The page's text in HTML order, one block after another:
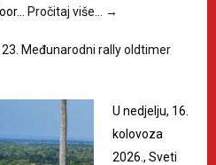
Pročitaj više… →
23. Međunarodni rally oldtimer
U nedjelju, 16.
kolovoza
2026., Sveti